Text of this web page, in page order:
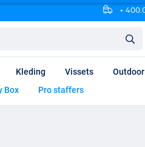
+
Kleding Vissets Outdoor
Box Pro staffers